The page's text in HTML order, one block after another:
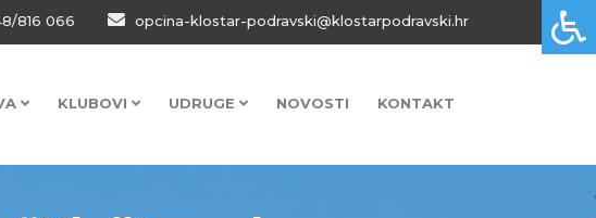
816 066 opcina-klostar-podravski@klostarpodravski.hr
KLUBOVI UDRUGE NOVOSTI KONTAKT